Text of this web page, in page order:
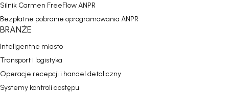
Silnik Carmen FreeFlow ANPR
Bezpłatne pobranie oprogramowania ANPR
BRANŻE
Inteligentne miasto
Transport i logistyka
Operacje recepcji i handel detaliczny
Systemy kontroli dostępu